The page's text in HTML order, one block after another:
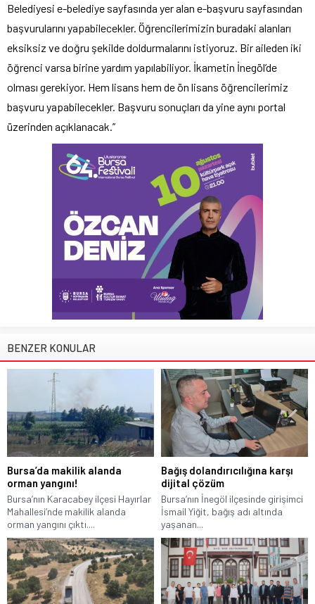
Belediyesi e-belediye sayfasında yer alan e-başvuru sayfasından
başvurularını yapabilecekler. Öğrencilerimizin buradaki alanları
eksiksiz ve doğru şekilde doldurmalarını istiyoruz. Bir aileden iki
öğrenci varsa birine yardım yapılabiliyor. İkametin İnegöl’de
olması gerekiyor. Hem lisans hem de ön lisans öğrencilerimiz
başvuru yapabilecekler. Başvuru sonuçları da yine aynı portal
üzerinden açıklanacak.”
BENZER KONULAR
Bursa’da makilik alanda
orman yangını!
Bursa’nın Karacabey ilçesi Hayırlar
Mahallesi’nde makilik alanda
orman yangını çıktı....
Bağış dolandırıcılığına karşı
dijital çözüm
Bursa’nın İnegöl ilçesinde girişimci
İsmail Yiğit, bağış adı altında
yaşanan...